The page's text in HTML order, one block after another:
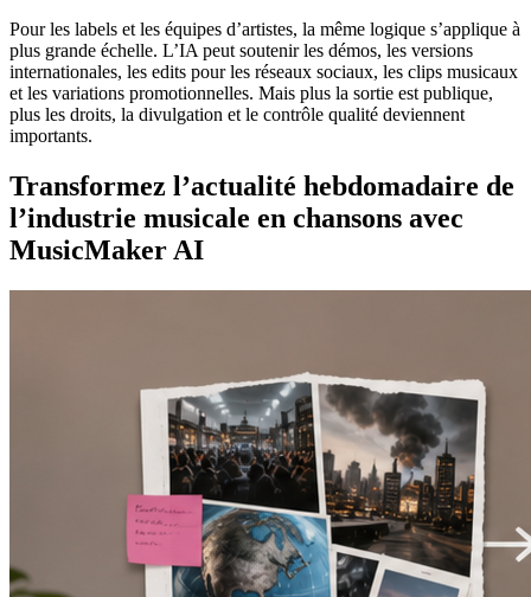
Pour les labels et les équipes d’artistes, la même logique s’applique à
plus grande échelle. L’IA peut soutenir les démos, les versions
internationales, les edits pour les réseaux sociaux, les clips musicaux
et les variations promotionnelles. Mais plus la sortie est publique,
plus les droits, la divulgation et le contrôle qualité deviennent
importants.
Transformez l’actualité hebdomadaire de
l’industrie musicale en chansons avec
MusicMaker AI